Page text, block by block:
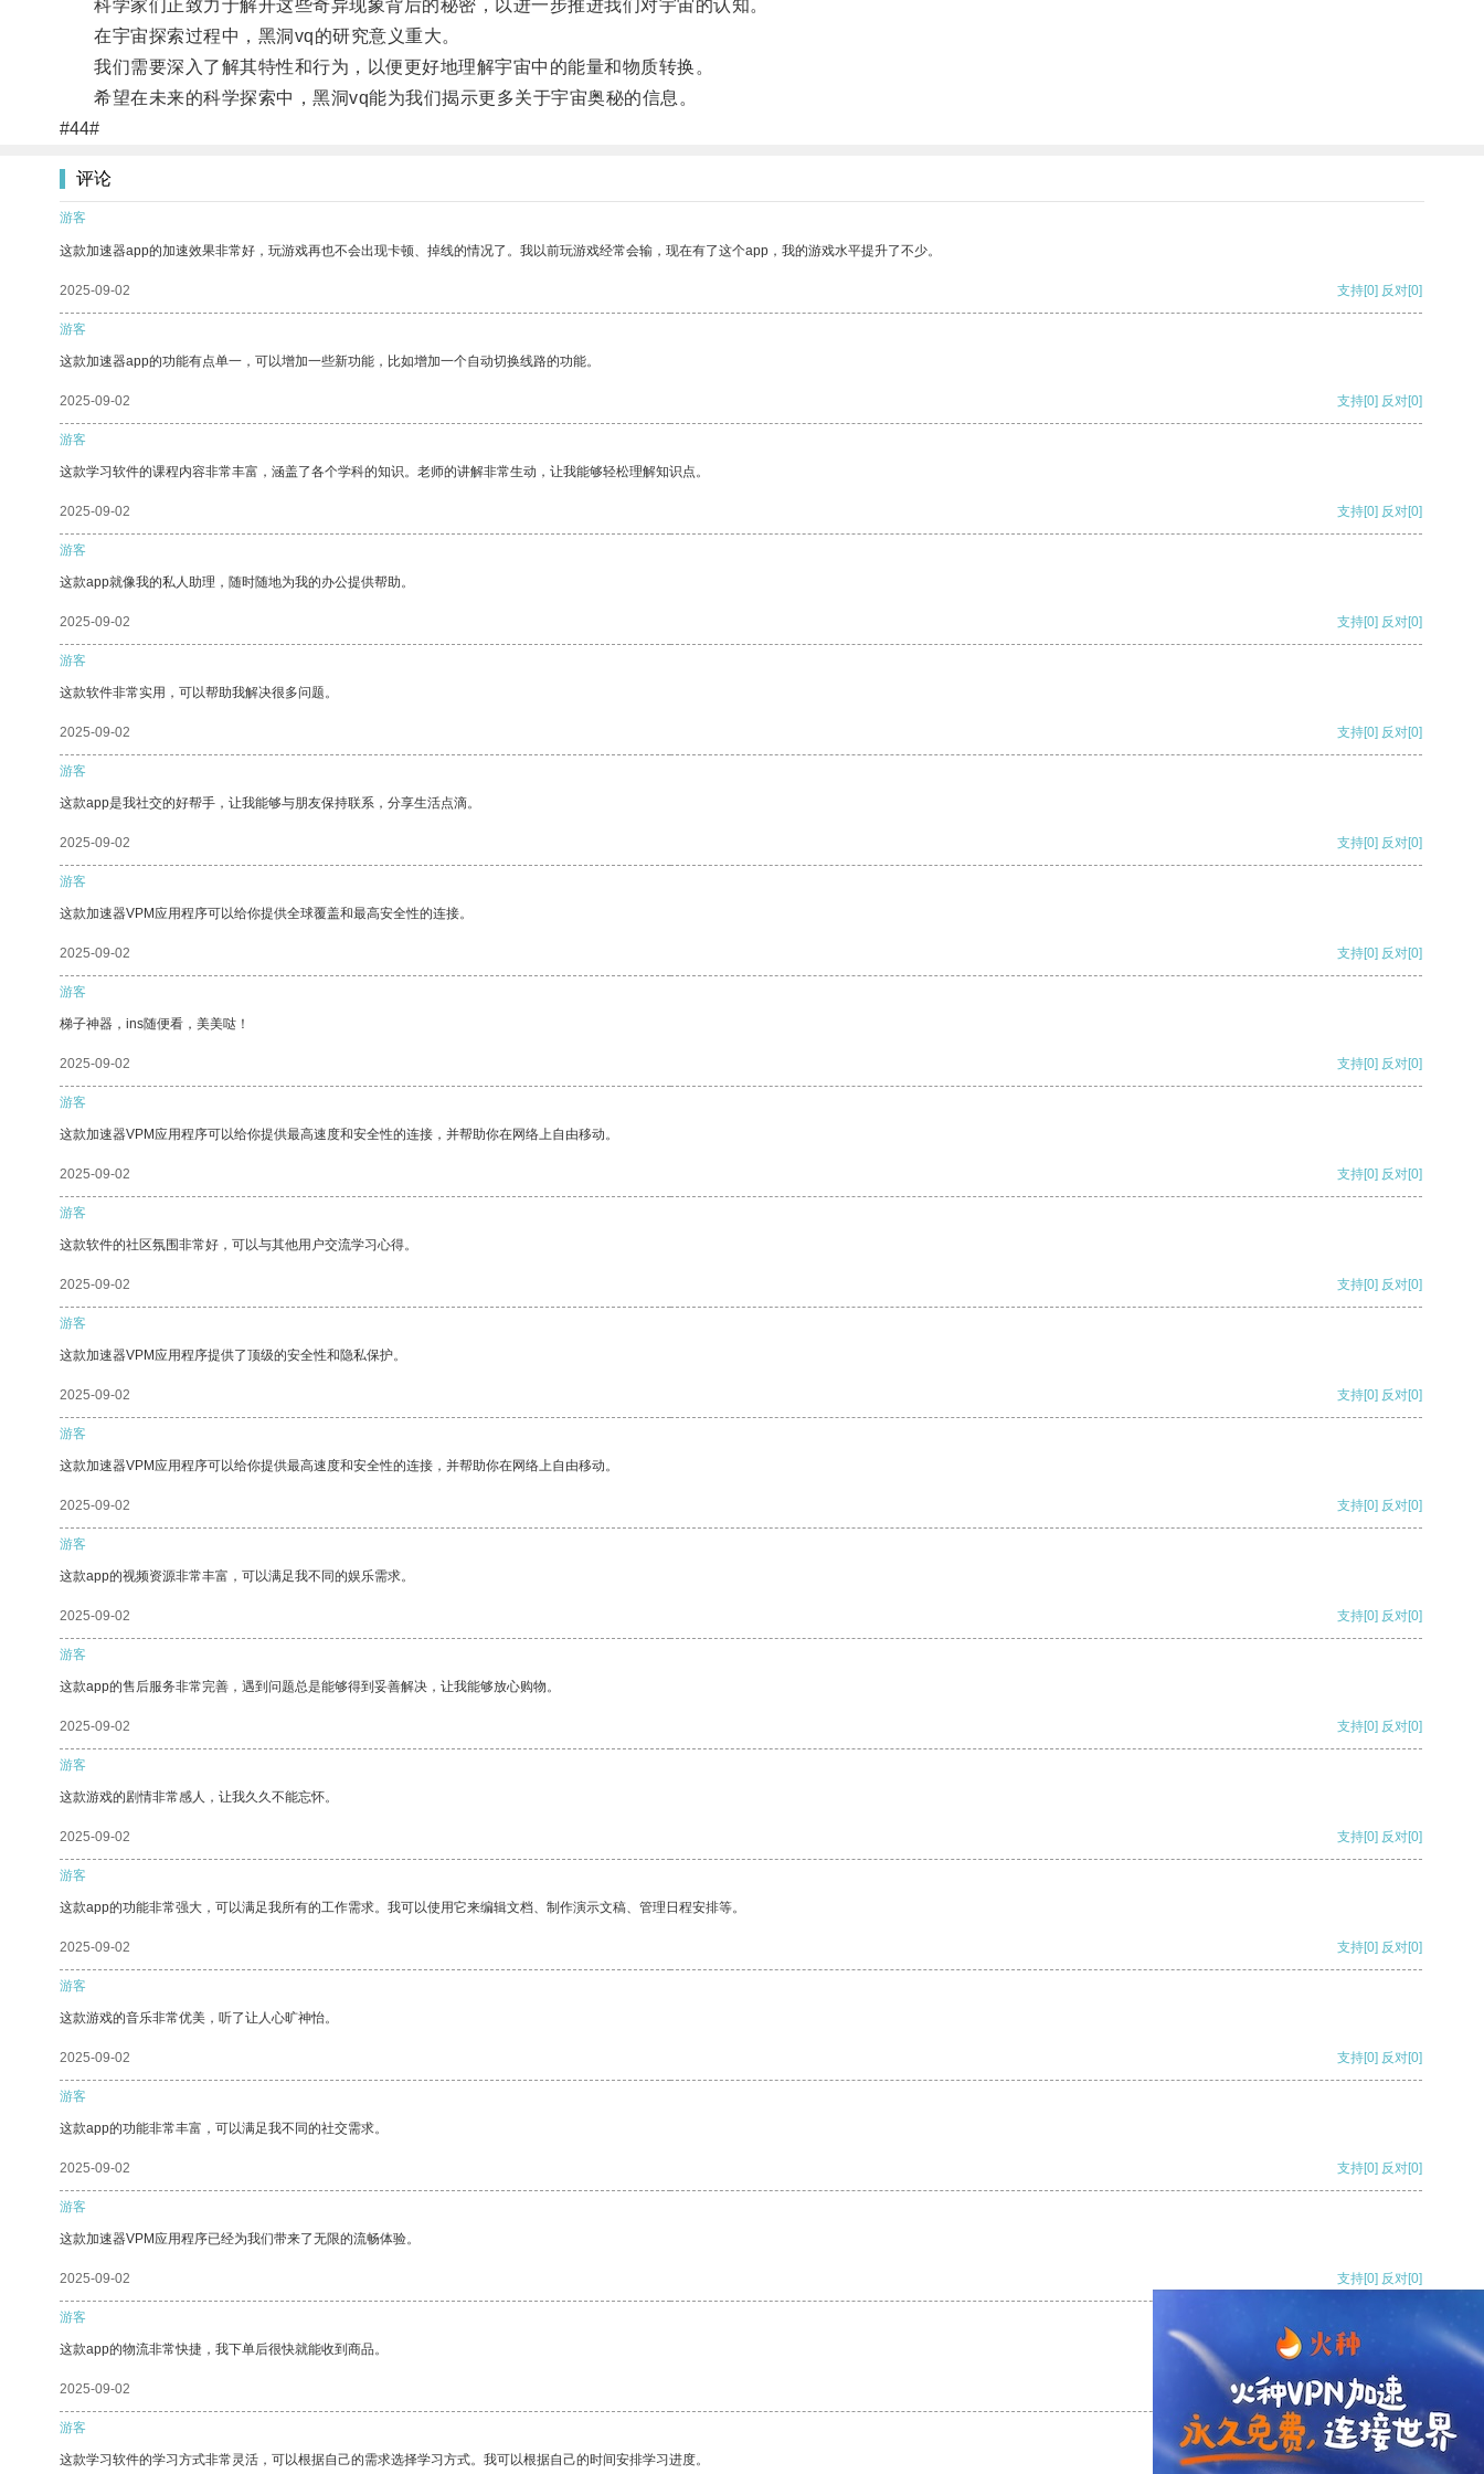
科学家们正致力于解开这些奇异现象背后的秘密，以进一步推进我们对宇宙的认知。
在宇宙探索过程中，黑洞vq的研究意义重大。
我们需要深入了解其特性和行为，以便更好地理解宇宙中的能量和物质转换。
希望在未来的科学探索中，黑洞vq能为我们揭示更多关于宇宙奥秘的信息。
#44#
评论
游客
这款加速器app的加速效果非常好，玩游戏再也不会出现卡顿、掉线的情况了。我以前玩游戏经常会输，现在有了这个app，我的游戏水平提升了不少。
2025-09-02 支持[0] 反对[0]
游客
这款加速器app的功能有点单一，可以增加一些新功能，比如增加一个自动切换线路的功能。
2025-09-02 支持[0] 反对[0]
游客
这款学习软件的课程内容非常丰富，涵盖了各个学科的知识。老师的讲解非常生动，让我能够轻松理解知识点。
2025-09-02 支持[0] 反对[0]
游客
这款app就像我的私人助理，随时随地为我的办公提供帮助。
2025-09-02 支持[0] 反对[0]
游客
这款软件非常实用，可以帮助我解决很多问题。
2025-09-02 支持[0] 反对[0]
游客
这款app是我社交的好帮手，让我能够与朋友保持联系，分享生活点滴。
2025-09-02 支持[0] 反对[0]
游客
这款加速器VPM应用程序可以给你提供全球覆盖和最高安全性的连接。
2025-09-02 支持[0] 反对[0]
游客
梯子神器，ins随便看，美美哒！
2025-09-02 支持[0] 反对[0]
游客
这款加速器VPM应用程序可以给你提供最高速度和安全性的连接，并帮助你在网络上自由移动。
2025-09-02 支持[0] 反对[0]
游客
这款软件的社区氛围非常好，可以与其他用户交流学习心得。
2025-09-02 支持[0] 反对[0]
游客
这款加速器VPM应用程序提供了顶级的安全性和隐私保护。
2025-09-02 支持[0] 反对[0]
游客
这款加速器VPM应用程序可以给你提供最高速度和安全性的连接，并帮助你在网络上自由移动。
2025-09-02 支持[0] 反对[0]
游客
这款app的视频资源非常丰富，可以满足我不同的娱乐需求。
2025-09-02 支持[0] 反对[0]
游客
这款app的售后服务非常完善，遇到问题总是能够得到妥善解决，让我能够放心购物。
2025-09-02 支持[0] 反对[0]
游客
这款游戏的剧情非常感人，让我久久不能忘怀。
2025-09-02 支持[0] 反对[0]
游客
这款app的功能非常强大，可以满足我所有的工作需求。我可以使用它来编辑文档、制作演示文稿、管理日程安排等。
2025-09-02 支持[0] 反对[0]
游客
这款游戏的音乐非常优美，听了让人心旷神怡。
2025-09-02 支持[0] 反对[0]
游客
这款app的功能非常丰富，可以满足我不同的社交需求。
2025-09-02 支持[0] 反对[0]
游客
这款加速器VPM应用程序已经为我们带来了无限的流畅体验。
2025-09-02 支持[0] 反对[0]
游客
这款app的物流非常快捷，我下单后很快就能收到商品。
2025-09-02 支持[0] 反对
游客
这款学习软件的学习方式非常灵活，可以根据自己的需求选择学习方式。我可以根据自己的时间安排学习进度。